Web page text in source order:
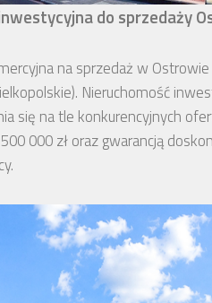
do sprzedaży
na sprzedaż w Ostrowie
Nieruchomość
się na tle konkurencyjnych
000 zł oraz gwarancją